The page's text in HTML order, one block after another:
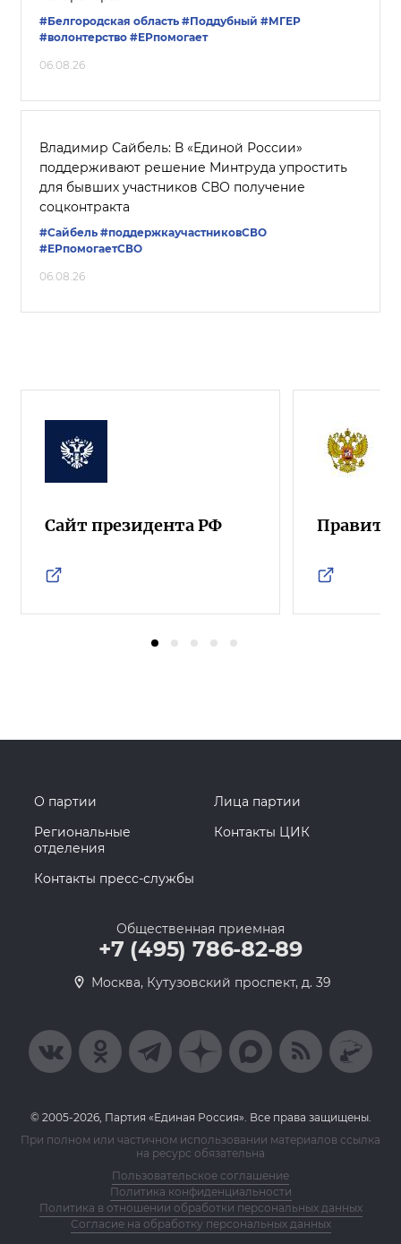
#Белгородская область #Поддубный #‎МГЕР‬
#волонтерство #ЕРпомогает
06.08.26
Владимир Сайбель: В «Единой России»
поддерживают решение Минтруда упростить
для бывших участников СВО получение
соцконтракта
#Сайбель #поддержкаучастниковСВО
#ЕРпомогаетСВО
06.08.26
Сайт президента РФ
О партии
Лица партии
Региональные
отделения
Контакты ЦИК
Контакты пресс-службы
Общественная приемная
+7 (495) 786-82-89
Москва, Кутузовский проспект, д. 39
© 2005-2026, Партия «Единая Россия». Все права защищены.
При полном или частичном использовании материалов ссылка
на ресурс обязательна
Пользовательское соглашение
Политика конфиденциальности
Политика в отношении обработки персональных данных
Согласие на обработку персональных данных